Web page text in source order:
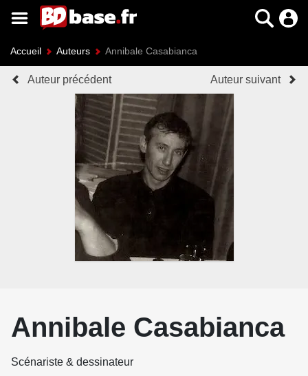
Accueil Auteurs Annibale Casabianca
Auteur précédent Auteur suivant
Annibale Casabianca
Scénariste & dessinateur